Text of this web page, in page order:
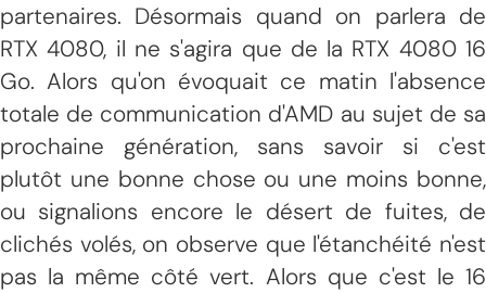
partenaires. Désormais quand on parlera de
RTX 4080, il ne s'agira que de la RTX 4080 16
Go. Alors qu'on évoquait ce matin l'absence
totale de communication d'AMD au sujet de sa
prochaine génération, sans savoir si c'est
plutôt une bonne chose ou une moins bonne,
ou signalions encore le désert de fuites, de
clichés volés, on observe que l'étanchéité n'est
pas la même côté vert. Alors que c'est le 16